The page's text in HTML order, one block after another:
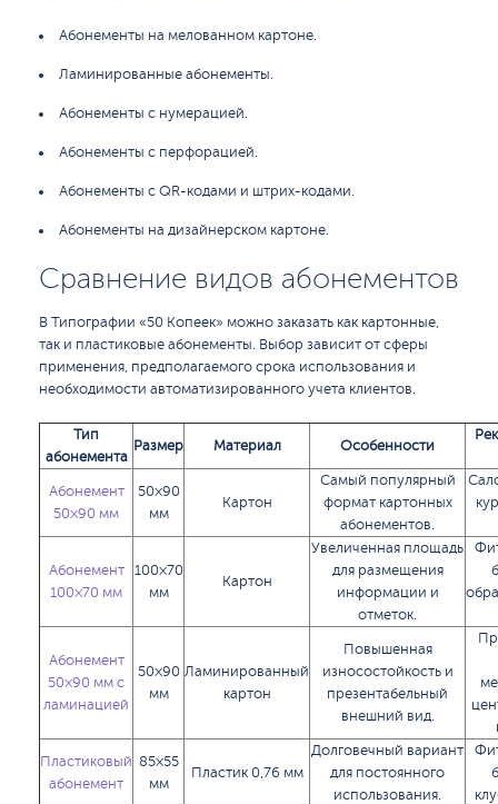
Абонементы на мелованном картоне.
Ламинированные абонементы.
Абонементы с нумерацией.
Абонементы с перфорацией.
Абонементы с QR-кодами и штрих-кодами.
Абонементы на дизайнерском картоне.
Сравнение видов абонементов
В Типографии «50 Копеек» можно заказать как картонные,
так и пластиковые абонементы. Выбор зависит от сферы
применения, предполагаемого срока использования и
необходимости автоматизированного учета клиентов.
Тип
абонемента
Размер Материал Особенности
Абонемент
50×90 мм
50×90
мм
Картон
Самый популярный
формат картонных
абонементов.
Абонемент
100×70 мм
100×70
мм
Картон
Увеличенная площадь
для размещения
информации и
отметок.
Абонемент
50×90 мм с
ламинацией
50×90
мм
Ламинированный
картон
Повышенная
износостойкость и
презентабельный
внешний вид.
Пластиковый
абонемент
85×55
мм
Пластик 0,76 мм
Долговечный вариант
для постоянного
использования.